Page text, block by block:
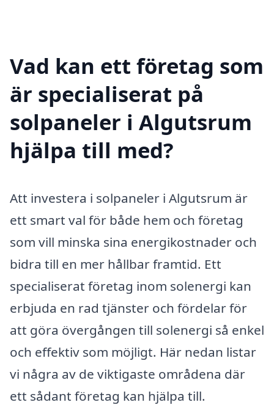
Vad kan ett företag som
är specialiserat på
solpaneler i Algutsrum
hjälpa till med?
Att investera i solpaneler i Algutsrum är
ett smart val för både hem och företag
som vill minska sina energikostnader och
bidra till en mer hållbar framtid. Ett
specialiserat företag inom solenergi kan
erbjuda en rad tjänster och fördelar för
att göra övergången till solenergi så enkel
och effektiv som möjligt. Här nedan listar
vi några av de viktigaste områdena där
ett sådant företag kan hjälpa till.